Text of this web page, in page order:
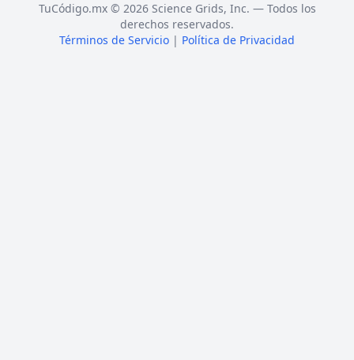
TuCódigo.mx © 2026 Science Grids, Inc. — Todos los
derechos reservados.
Términos de Servicio | Política de Privacidad